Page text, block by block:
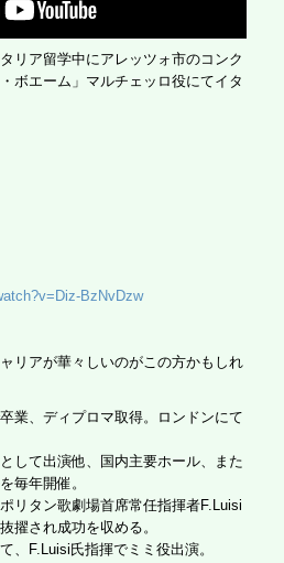
リア留学中にアレッツォ市のコンク
ボエーム」マルチェッロ役にてイタ
BzNvDzw
リアが華々しいのがこの方かもしれ
業、ディプロマ取得。ロンドンにて
して出演他、国内主要ホール、また
毎年開催。
リタン歌劇場首席常任指揮者F.Luisi
擢され成功を収める。
、F.Luisi氏指揮でミミ役出演。